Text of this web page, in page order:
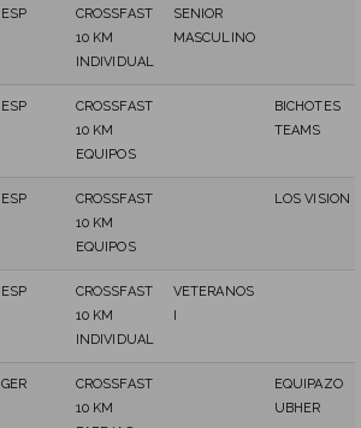
ESP
CROSSFAST
10 KM
INDIVIDUAL
SENIOR
MASCULINO
ESP
CROSSFAST
10 KM
EQUIPOS
BICHOTES
TEAMS
ESP
CROSSFAST
10 KM
EQUIPOS
LOS VISION
ESP
CROSSFAST
10 KM
INDIVIDUAL
VETERANOS
GER
CROSSFAST
10 KM
EQUIPAZO
UBHER